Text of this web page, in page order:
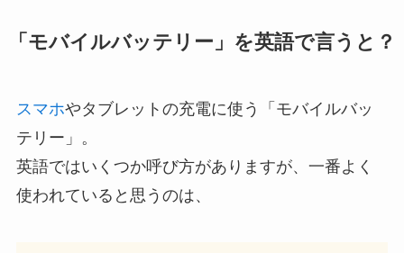
「モバイルバッテリー」を英語で言うと？
スマホやタブレットの充電に使う「モバイルバッ
テリー」。
英語ではいくつか呼び方がありますが、一番よく
使われていると思うのは、